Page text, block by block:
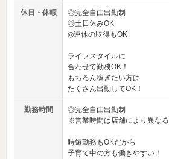
休日・休暇
◎完全自由出勤制
◎土日休みOK
◎連休の取得もOK
ライフスタイルに
合わせて勤務OK！
もちろん稼ぎたい方は
たくさん出勤してOK！
勤務時間
◎完全自由出勤制
※営業時間は店舗により異なる
時短勤務もOKだから
子育て中の方も働きやすい！